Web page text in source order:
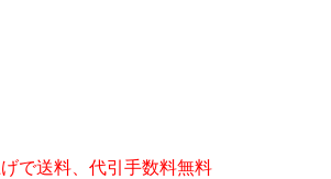
で送料、代引手数料無料